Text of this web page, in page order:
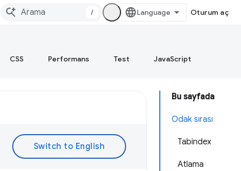
/ Oturum aç
CSS Performans Test JavaScript
Bu sayfada
Odak sırası
Tabindex
Atlama